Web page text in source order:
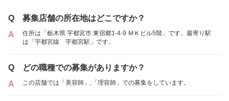
Q
募集店舗の所在地はどこですか？
A
住所は「栃木県 宇都宮市 東宿郷1-4-9 ＭＫビル5階」です。最寄り駅
は「宇都宮線 宇都宮駅」です。
Q
どの職種での募集がありますか？
A
この店舗では「美容師」,「理容師」での募集をしています。